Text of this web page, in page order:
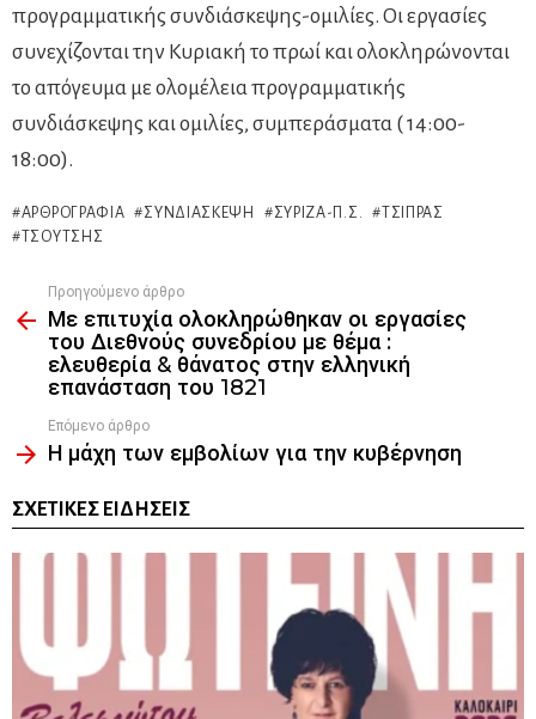
προγραμματικής συνδιάσκεψης-ομιλίες. Οι εργασίες
συνεχίζονται την Κυριακή το πρωί και ολοκληρώνονται
το απόγευμα με ολομέλεια προγραμματικής
συνδιάσκεψης και ομιλίες, συμπεράσματα ( 14:00-
18:00).
ΑΡΘΡΟΓΡΑΦΊΑ ΣΥΝΔΙΆΣΚΕΨΗ ΣΥΡΙΖΑ-Π.Σ.
ΤΣΊΠΡΑΣ
ΤΣΟΎΤΣΗΣ
more
Προηγούμενο άρθρο
Με επιτυχία ολοκληρώθηκαν οι εργασίες
του Διεθνούς συνεδρίου με θέμα :
ελευθερία & θάνατος στην ελληνική
επανάσταση του 1821
Επόμενο άρθρο
Η μάχη των εμβολίων για την κυβέρνηση
ΣΧΕΤΙΚΈΣ ΕΙΔΉΣΕΙΣ